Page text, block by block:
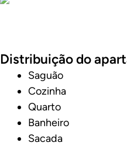
Distribuição do
Saguão
Cozinha
Quarto
Banheiro
Sacada